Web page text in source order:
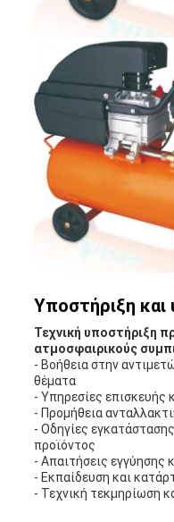
Υποστήριξη και
Τεχνική υποστήριξη
ατμοσφαιρικούς
- Βοήθεια στην
θέματα
- Υπηρεσίες επισκευής
- Προμήθεια
- Οδηγίες
προϊόντος
- Απαιτήσεις εγγύησης
- Εκπαίδευση και
- Τεχνική τεκμηρίωση